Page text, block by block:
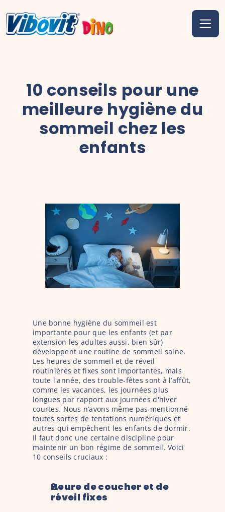
10 conseils pour une
meilleure hygiène du
sommeil chez les
enfants
Une bonne hygiène du sommeil est
importante pour que les enfants (et par
extension les adultes aussi, bien sûr)
développent une routine de sommeil saine.
Les heures de sommeil et de réveil
routinières et fixes sont importantes, mais
toute l'année, des trouble-fêtes sont à l’affût,
comme les vacances, les journées plus
longues par rapport aux journées d'hiver
courtes. Nous n’avons même pas mentionné
toutes sortes de tentations numériques et
autres qui empêchent les enfants de dormir.
Il faut donc une certaine discipline pour
maintenir un bon régime de sommeil. Voici
10 conseils cruciaux :
Heure de coucher et de
réveil fixes